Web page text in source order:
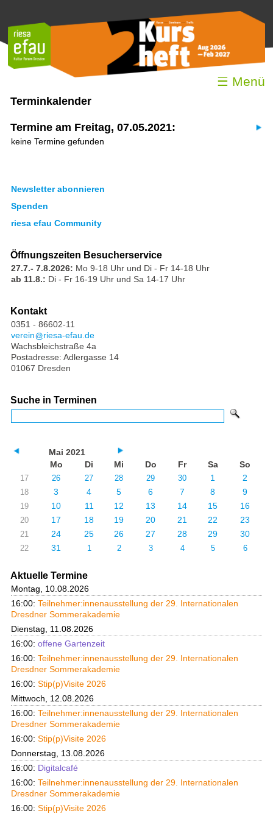
☰ Menü
Terminkalender
Termine am Freitag, 07.05.2021:
keine Termine gefunden
Newsletter abonnieren
Spenden
riesa efau Community
Öffnungszeiten Besucherservice
27.7.- 7.8.2026: Mo 9-18 Uhr und Di - Fr 14-18 Uhr
ab 11.8.: Di - Fr 16-19 Uhr und Sa 14-17 Uhr
Kontakt
0351 - 86602-11
verein
riesa-efau.de
Wachsbleichstraße 4a
Postadresse: Adlergasse 14
01067 Dresden
Suche in Terminen
Mai 2021
Mo
Di Mi Do Fr Sa So
17 26 27 28 29 30 1 2
18 3 4 5 6 7 8 9
19 10 11 12 13 14 15 16
20 17 18 19 20 21 22 23
21 24 25 26 27 28 29 30
22 31 1 2 3 4 5 6
Aktuelle Termine
Montag, 10.08.2026
16:00: Teilnehmer:innenausstellung der 29. Internationalen
Dresdner Sommerakademie
Dienstag, 11.08.2026
16:00: offene Gartenzeit
16:00: Teilnehmer:innenausstellung der 29. Internationalen
Dresdner Sommerakademie
16:00: Stip(p)Visite 2026
Mittwoch, 12.08.2026
16:00: Teilnehmer:innenausstellung der 29. Internationalen
Dresdner Sommerakademie
16:00: Stip(p)Visite 2026
Donnerstag, 13.08.2026
16:00: Digitalcafé
16:00: Teilnehmer:innenausstellung der 29. Internationalen
Dresdner Sommerakademie
16:00: Stip(p)Visite 2026